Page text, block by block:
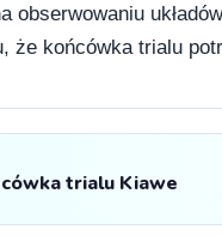
obserwowaniu
że końcówka trialu
trialu Kiawe